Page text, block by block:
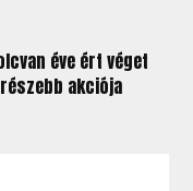
éve ért véget
akciója